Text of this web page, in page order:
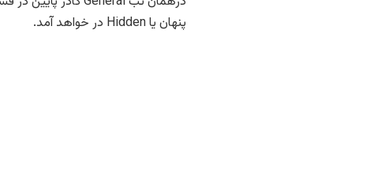
پنهان یا Hidden در خواهد آمد.